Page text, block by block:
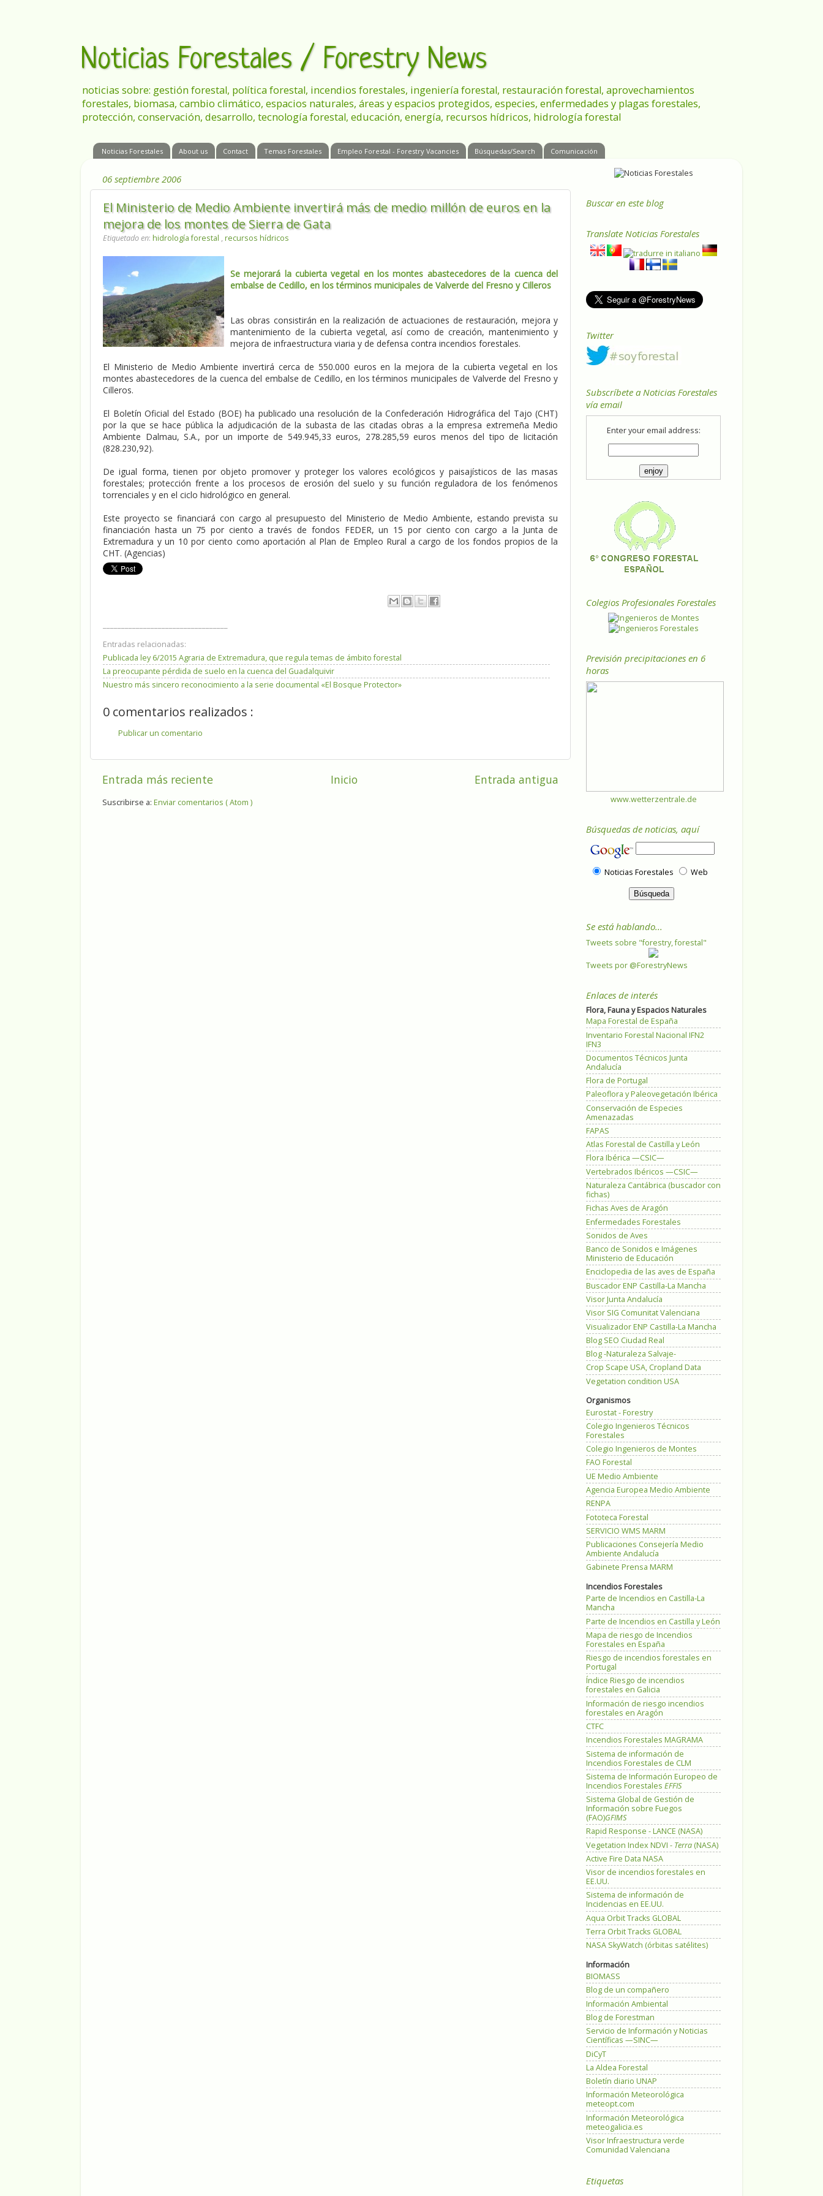
Noticias Forestales / Forestry News
noticias sobre: gestión forestal, política forestal, incendios forestales, ingeniería forestal, restauración forestal, aprovechamientos
forestales, biomasa, cambio climático, espacios naturales, áreas y espacios protegidos, especies, enfermedades y plagas forestales,
protección, conservación, desarrollo, tecnología forestal, educación, energía, recursos hídricos, hidrología forestal
Noticias Forestales About us Contact Temas Forestales Empleo Forestal - Forestry Vacancies Búsquedas/Search Comunicación
06 septiembre 2006
El Ministerio de Medio Ambiente invertirá más de medio millón de euros en la
mejora de los montes de Sierra de Gata
Etiquetado en: hidrología forestal , recursos hídricos
Se mejorará la cubierta vegetal en los montes abastecedores de la cuenca del
embalse de Cedillo, en los términos municipales de Valverde del Fresno y Cilleros
Las obras consistirán en la realización de actuaciones de restauración, mejora y
mantenimiento de la cubierta vegetal, así como de creación, mantenimiento y
mejora de infraestructura viaria y de defensa contra incendios forestales.
El Ministerio de Medio Ambiente invertirá cerca de 550.000 euros en la mejora de la cubierta vegetal en los
montes abastecedores de la cuenca del embalse de Cedillo, en los términos municipales de Valverde del Fresno y
Cilleros.
El Boletín Oficial del Estado (BOE) ha publicado una resolución de la Confederación Hidrográfica del Tajo (CHT)
por la que se hace pública la adjudicación de la subasta de las citadas obras a la empresa extremeña Medio
Ambiente Dalmau, S.A., por un importe de 549.945,33 euros, 278.285,59 euros menos del tipo de licitación
(828.230,92).
De igual forma, tienen por objeto promover y proteger los valores ecológicos y paisajísticos de las masas
forestales; protección frente a los procesos de erosión del suelo y su función reguladora de los fenómenos
torrenciales y en el ciclo hidrológico en general.
Este proyecto se financiará con cargo al presupuesto del Ministerio de Medio Ambiente, estando prevista su
financiación hasta un 75 por ciento a través de fondos FEDER, un 15 por ciento con cargo a la Junta de
Extremadura y un 10 por ciento como aportación al Plan de Empleo Rural a cargo de los fondos propios de la
CHT. (Agencias)
Entradas relacionadas:
Publicada ley 6/2015 Agraria de Extremadura, que regula temas de ámbito forestal
La preocupante pérdida de suelo en la cuenca del Guadalquivir
Nuestro más sincero reconocimiento a la serie documental «El Bosque Protector»
0 comentarios realizados :
Publicar un comentario
Entrada más reciente Entrada antigua
Inicio
Suscribirse a: Enviar comentarios ( Atom )
Buscar en este blog
Translate Noticias Forestales
Twitter
Subscríbete a Noticias Forestales
vía email
Enter your email address:
Colegios Profesionales Forestales
Previsión precipitaciones en 6
horas
www.wetterzentrale.de
Búsquedas de noticias, aquí
Noticias Forestales Web
Se está hablando...
Tweets sobre "forestry, forestal"
Tweets por @ForestryNews
Enlaces de interés
Flora, Fauna y Espacios Naturales
Mapa Forestal de España
Inventario Forestal Nacional IFN2
IFN3
Documentos Técnicos Junta
Andalucía
Flora de Portugal
Paleoflora y Paleovegetación Ibérica
Conservación de Especies
Amenazadas
FAPAS
Atlas Forestal de Castilla y León
Flora Ibérica —CSIC—
Vertebrados Ibéricos —CSIC—
Naturaleza Cantábrica (buscador con
fichas)
Fichas Aves de Aragón
Enfermedades Forestales
Sonidos de Aves
Banco de Sonidos e Imágenes
Ministerio de Educación
Enciclopedia de las aves de España
Buscador ENP Castilla-La Mancha
Visor Junta Andalucía
Visor SIG Comunitat Valenciana
Visualizador ENP Castilla-La Mancha
Blog SEO Ciudad Real
Blog -Naturaleza Salvaje-
Crop Scape USA, Cropland Data
Vegetation condition USA
Organismos
Eurostat - Forestry
Colegio Ingenieros Técnicos
Forestales
Colegio Ingenieros de Montes
FAO Forestal
UE Medio Ambiente
Agencia Europea Medio Ambiente
RENPA
Fototeca Forestal
SERVICIO WMS MARM
Publicaciones Consejería Medio
Ambiente Andalucía
Gabinete Prensa MARM
Incendios Forestales
Parte de Incendios en Castilla-La
Mancha
Parte de Incendios en Castilla y León
Mapa de riesgo de Incendios
Forestales en España
Riesgo de incendios forestales en
Portugal
Índice Riesgo de incendios
forestales en Galicia
Información de riesgo incendios
forestales en Aragón
CTFC
Incendios Forestales MAGRAMA
Sistema de información de
Incendios Forestales de CLM
Sistema de Información Europeo de
Incendios Forestales EFFIS
Sistema Global de Gestión de
Información sobre Fuegos
(FAO)GFIMS
Rapid Response - LANCE (NASA)
Vegetation Index NDVI - Terra (NASA)
Active Fire Data NASA
Visor de incendios forestales en
EE.UU.
Sistema de información de
Incidencias en EE.UU.
Aqua Orbit Tracks GLOBAL
Terra Orbit Tracks GLOBAL
NASA SkyWatch (órbitas satélites)
Información
BIOMASS
Blog de un compañero
Información Ambiental
Blog de Forestman
Servicio de Información y Noticias
Científicas —SINC—
DiCyT
La Aldea Forestal
Boletín diario UNAP
Información Meteorológica
meteopt.com
Información Meteorológica
meteogalicia.es
Visor Infraestructura verde
Comunidad Valenciana
Etiquetas